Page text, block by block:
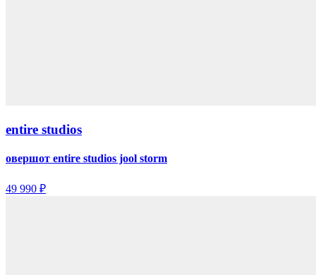
entire studios
овершот entire studios jool storm
49 990 ₽